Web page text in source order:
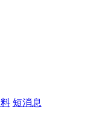
短消息